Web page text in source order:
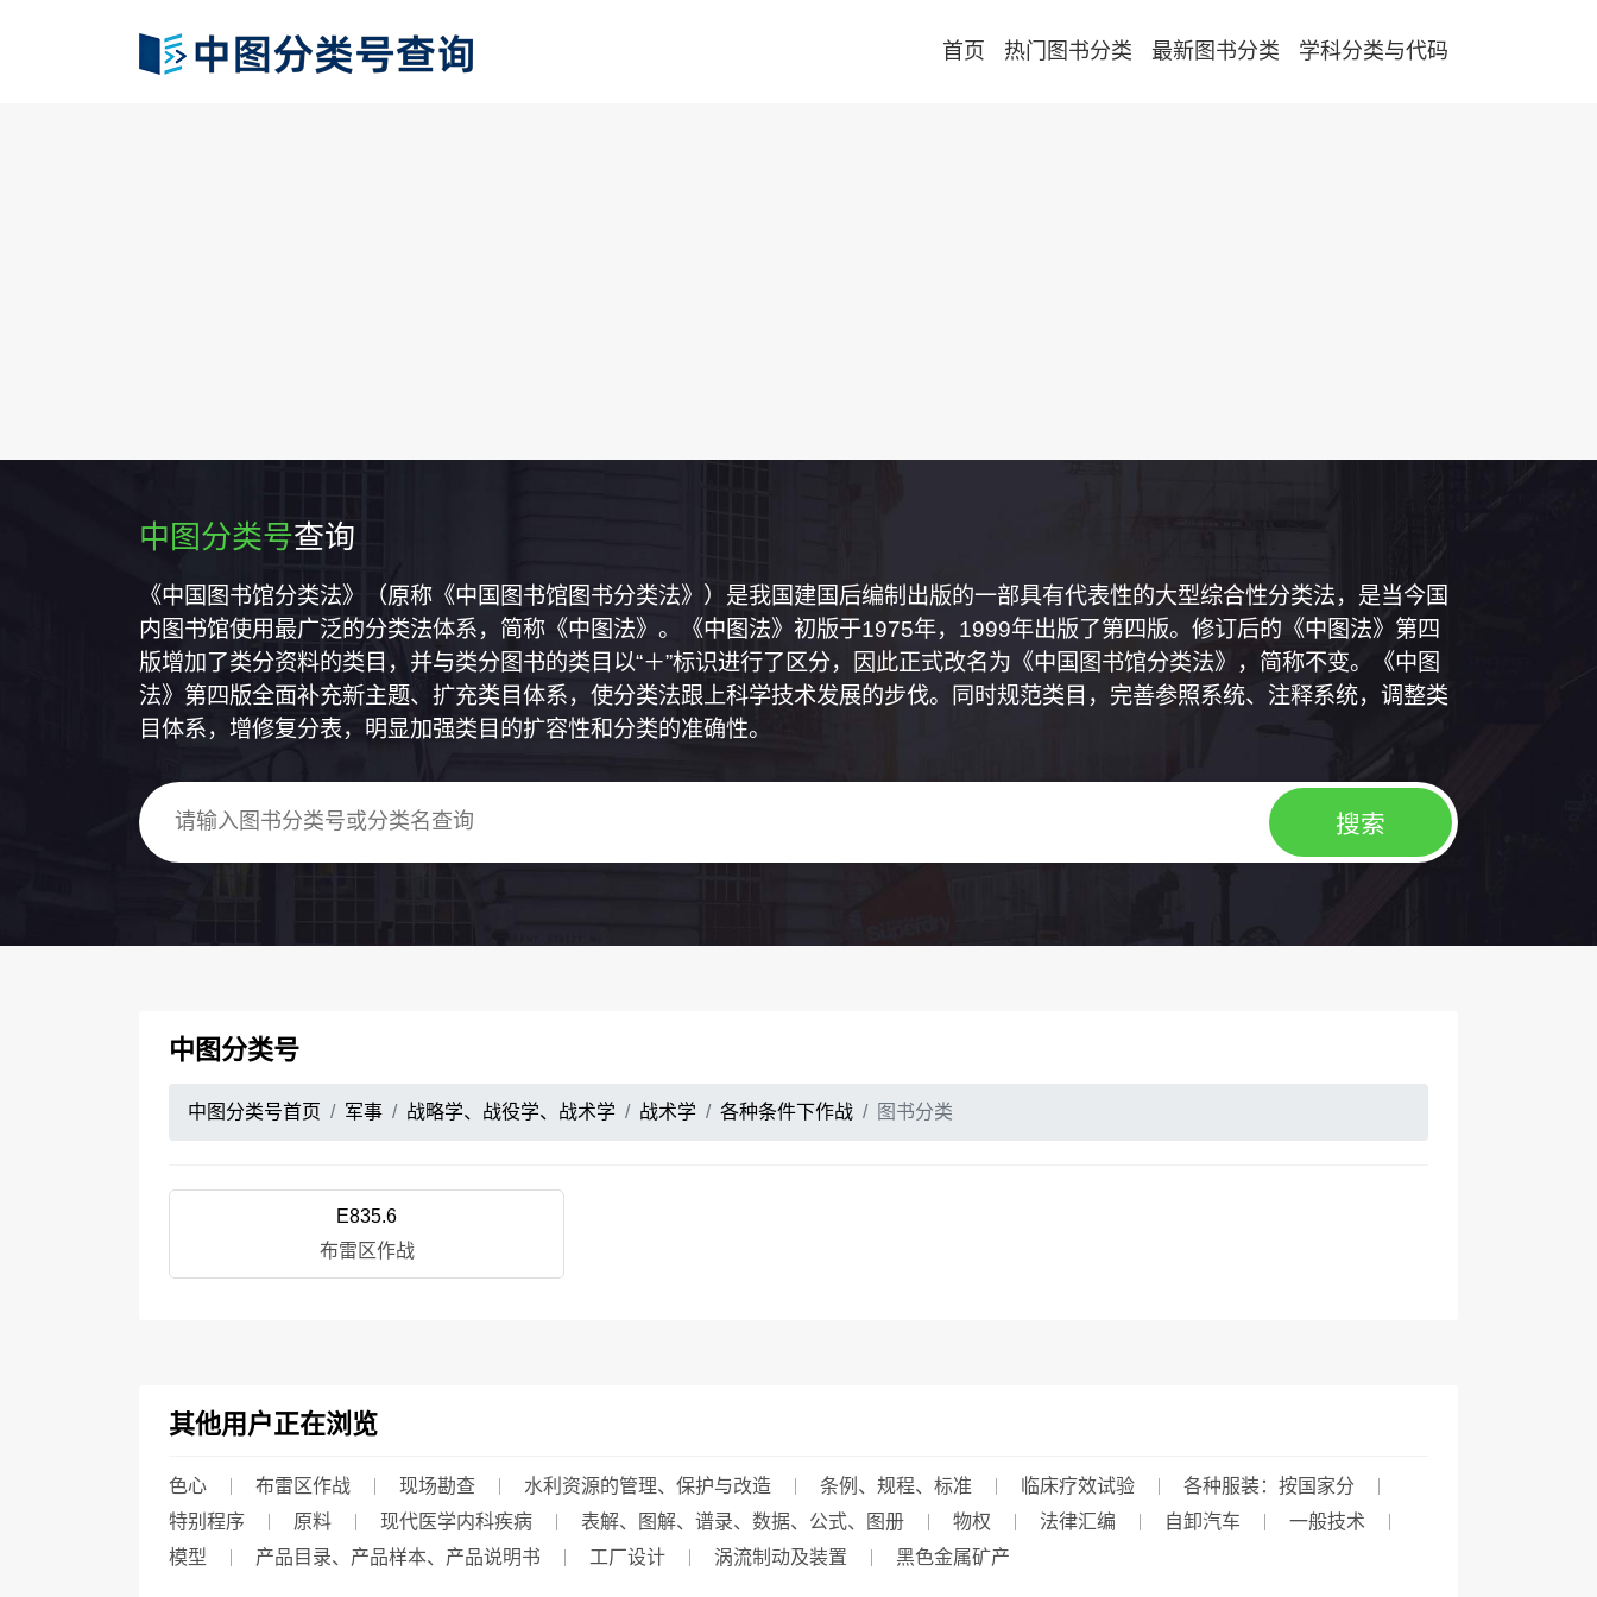
首页 热门图书分类 最新图书分类 学科分类与代码
中图分类号查询
《中国图书馆分类法》（原称《中国图书馆图书分类法》）是我国建国后编制出版的一部具有代表性的大型综合性分类法，是当今国
内图书馆使用最广泛的分类法体系，简称《中图法》。《中图法》初版于1975年，1999年出版了第四版。修订后的《中图法》第四
版增加了类分资料的类目，并与类分图书的类目以“＋”标识进行了区分，因此正式改名为《中国图书馆分类法》，简称不变。《中图
法》第四版全面补充新主题、扩充类目体系，使分类法跟上科学技术发展的步伐。同时规范类目，完善参照系统、注释系统，调整类
目体系，增修复分表，明显加强类目的扩容性和分类的准确性。
中图分类号
中图分类号首页 军事 战略学、战役学、战术学 战术学 各种条件下作战 图书分类
E835.6
布雷区作战
其他用户正在浏览
色心 布雷区作战 现场勘查 水利资源的管理、保护与改造 条例、规程、标准 临床疗效试验
各种服装：按国家分
特别程序
原料 现代医学内科疾病 表解、图解、谱录、数据、公式、图册 物权 法律汇编 自卸汽车
一般技术
模型
产品目录、产品样本、产品说明书 工厂设计 涡流制动及装置 黑色金属矿产